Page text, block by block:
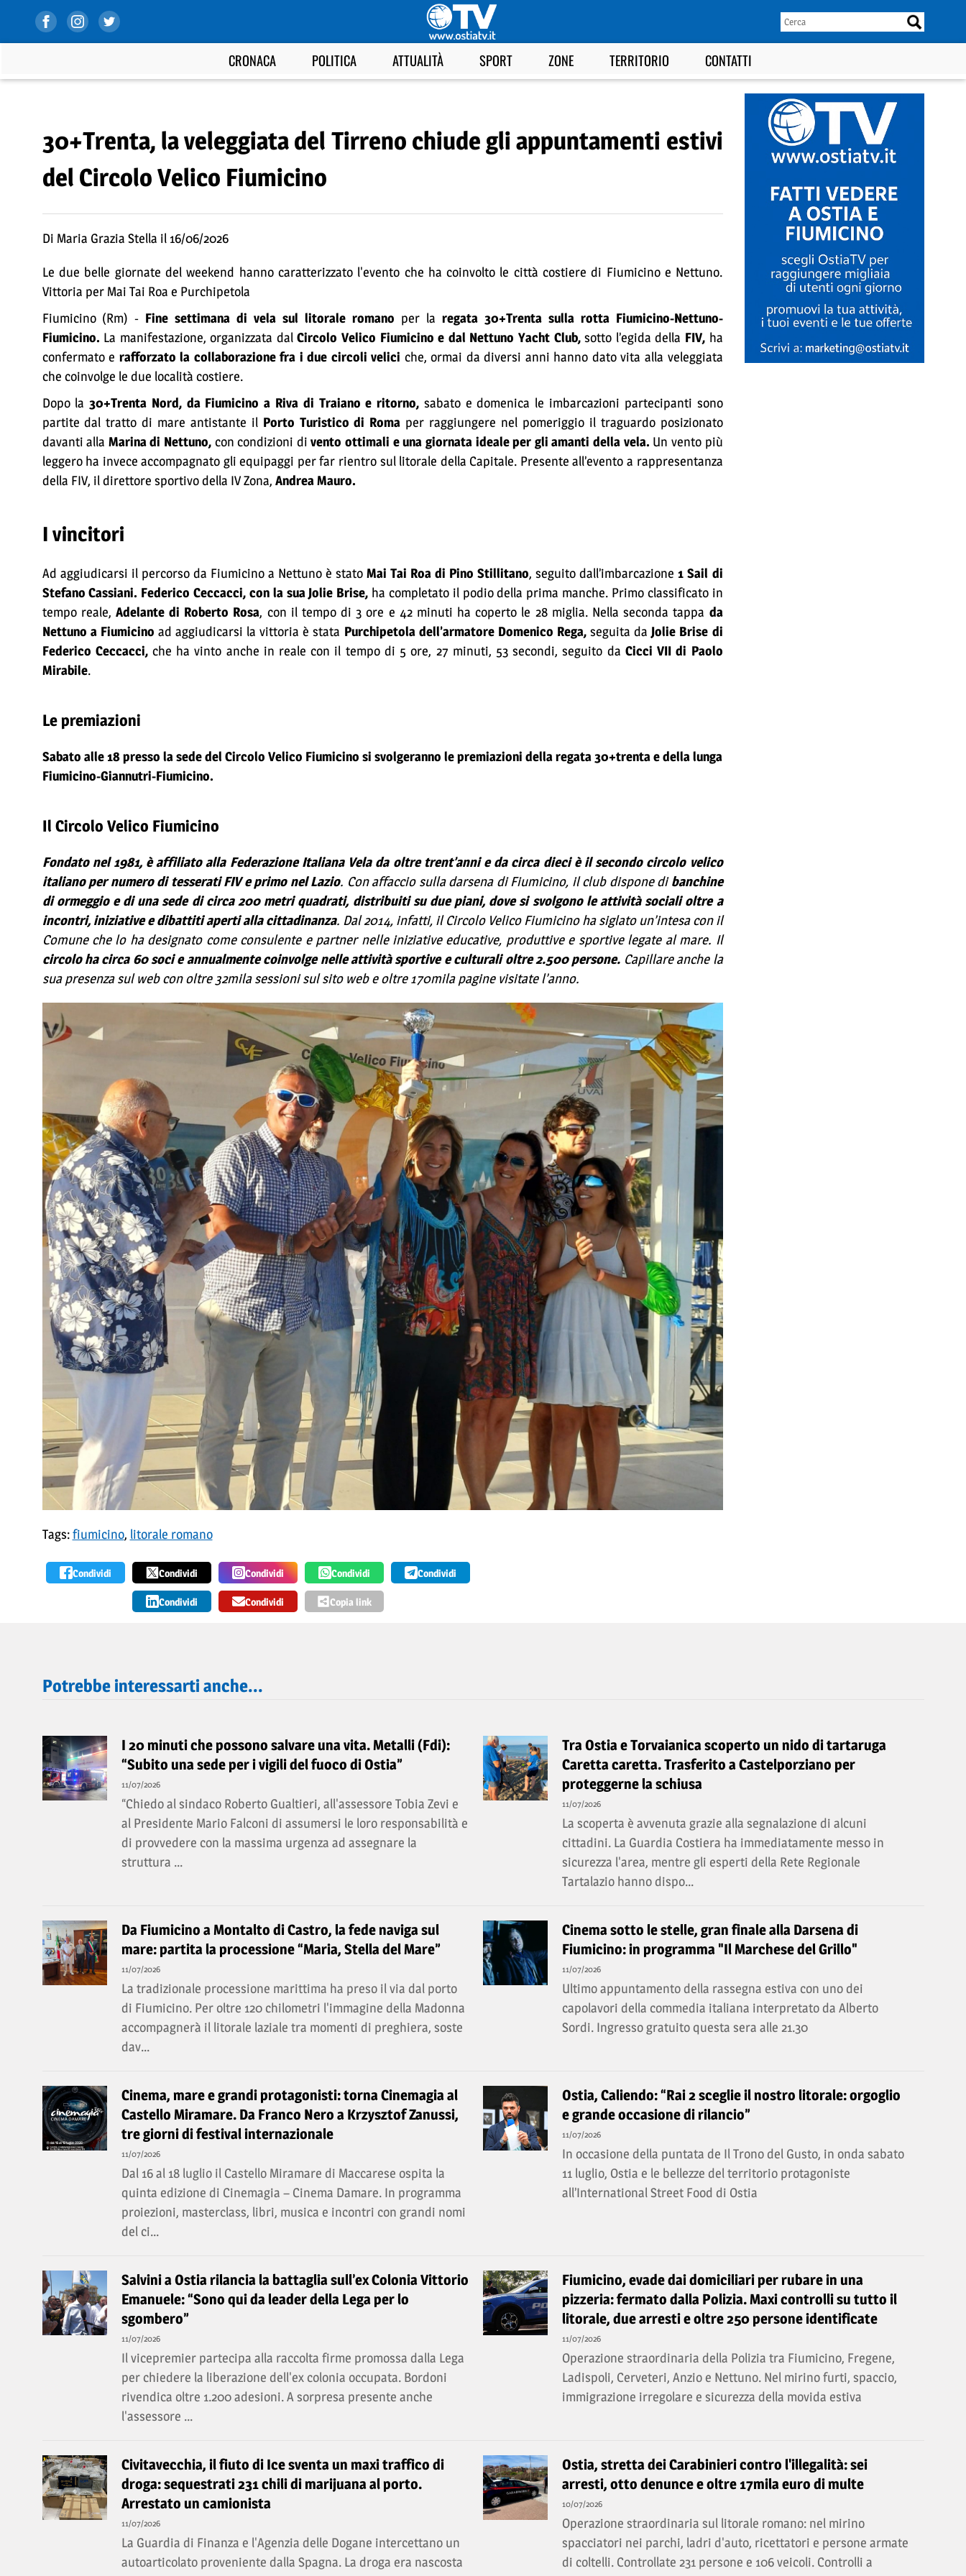
CRONACA POLITICA ATTUALITÀ SPORT ZONE TERRITORIO CONTATTI
30+Trenta, la veleggiata del Tirreno chiude gli appuntamenti estivi
del Circolo Velico Fiumicino
Di Maria Grazia Stella il 16/06/2026
Le due belle giornate del weekend hanno caratterizzato l'evento che ha coinvolto le città costiere di Fiumicino e Nettuno.
Vittoria per Mai Tai Roa e Purchipetola
Fiumicino (Rm) - Fine settimana di vela sul litorale romano per la regata 30+Trenta sulla rotta Fiumicino-Nettuno-
Fiumicino. La manifestazione, organizzata dalCircolo Velico Fiumicino e dal Nettuno Yacht Club,sotto l’egida della FIV,ha
confermato e rafforzato la collaborazione fra i due circoli velici che, ormai da diversi anni hanno dato vita alla veleggiata
che coinvolge le due località costiere.
Dopo la30+Trenta Nord, da Fiumicino a Riva di Traiano e ritorno, sabato e domenica le imbarcazioni partecipanti sono
partite dal tratto di mare antistante il Porto Turistico di Roma per raggiungere nel pomeriggio il traguardo posizionato
davanti alla Marina di Nettuno, con condizioni divento ottimali e una giornata ideale per gli amanti della vela. Un vento più
leggero ha invece accompagnato gli equipaggi per far rientro sul litorale della Capitale. Presente all’evento a rappresentanza
della FIV, il direttore sportivo della IV Zona, Andrea Mauro.
I vincitori
Ad aggiudicarsi il percorso da Fiumicino a Nettuno è stato Mai Tai Roa di Pino Stillitano, seguito dall’imbarcazione1 Sail di
Stefano Cassiani. Federico Ceccacci, con la sua Jolie Brise, ha completato il podio della prima manche. Primo classificato in
tempo reale, Adelante di Roberto Rosa, con il tempo di 3 ore e 42 minuti ha coperto le 28 miglia. Nella seconda tappa da
Nettuno a Fiumicino ad aggiudicarsi la vittoria è stata Purchipetola dell’armatore Domenico Rega,seguita daJolie Brise di
Federico Ceccacci, che ha vinto anche in reale con il tempo di 5 ore, 27 minuti, 53 secondi, seguito da Cicci VII di Paolo
Mirabile.
Le premiazioni
Sabato alle 18 presso la sede del Circolo Velico Fiumicino si svolgeranno le premiazioni della regata 30+trenta e della lunga
Fiumicino-Giannutri-Fiumicino.
Il Circolo Velico Fiumicino
Fondato nel 1981, è affiliato alla Federazione Italiana Vela da oltre trent’anni e da circa dieci è il secondo circolo velico
italiano per numero di tesserati FIV e primo nel Lazio. Con affaccio sulla darsena di Fiumicino, il club dispone dibanchine
di ormeggio e di una sede di circa 200 metri quadrati, distribuiti su due piani, dove si svolgono le attività sociali oltre a
incontri, iniziative e dibattiti aperti alla cittadinanza. Dal 2014, infatti, il Circolo Velico Fiumicino ha siglato un’intesa con il
Comune che lo ha designato come consulente e partner nelle iniziative educative, produttive e sportive legate al mare. Il
circolo ha circa 60 soci e annualmente coinvolge nelle attività sportive e culturali oltre 2.500 persone. Capillare anche la
sua presenza sul web con oltre 32mila sessioni sul sito web e oltre 170mila pagine visitate l’anno.
Tags:fiumicino, litorale romano
Condividi Condividi Condividi Condividi Condividi
Condividi Condividi Copia link
Potrebbe interessarti anche...
I 20 minuti che possono salvare una vita. Metalli (Fdi):
“Subito una sede per i vigili del fuoco di Ostia”
11/07/2026
“Chiedo al sindaco Roberto Gualtieri, all'assessore Tobia Zevi e
al Presidente Mario Falconi di assumersi le loro responsabilità e
di provvedere con la massima urgenza ad assegnare la
struttura ...
Tra Ostia e Torvaianica scoperto un nido di tartaruga
Caretta caretta. Trasferito a Castelporziano per
proteggerne la schiusa
11/07/2026
La scoperta è avvenuta grazie alla segnalazione di alcuni
cittadini. La Guardia Costiera ha immediatamente messo in
sicurezza l'area, mentre gli esperti della Rete Regionale
Tartalazio hanno dispo...
Da Fiumicino a Montalto di Castro, la fede naviga sul
mare: partita la processione “Maria, Stella del Mare”
11/07/2026
La tradizionale processione marittima ha preso il via dal porto
di Fiumicino. Per oltre 120 chilometri l'immagine della Madonna
accompagnerà il litorale laziale tra momenti di preghiera, soste
dav...
Cinema sotto le stelle, gran finale alla Darsena di
Fiumicino: in programma "Il Marchese del Grillo"
11/07/2026
Ultimo appuntamento della rassegna estiva con uno dei
capolavori della commedia italiana interpretato da Alberto
Sordi. Ingresso gratuito questa sera alle 21.30
Cinema, mare e grandi protagonisti: torna Cinemagia al
Castello Miramare. Da Franco Nero a Krzysztof Zanussi,
tre giorni di festival internazionale
11/07/2026
Dal 16 al 18 luglio il Castello Miramare di Maccarese ospita la
quinta edizione di Cinemagia – Cinema Damare. In programma
proiezioni, masterclass, libri, musica e incontri con grandi nomi
del ci...
Ostia, Caliendo: “Rai 2 sceglie il nostro litorale: orgoglio
e grande occasione di rilancio”
11/07/2026
In occasione della puntata de Il Trono del Gusto, in onda sabato
11 luglio, Ostia e le bellezze del territorio protagoniste
all’International Street Food di Ostia
Salvini a Ostia rilancia la battaglia sull’ex Colonia Vittorio
Emanuele: “Sono qui da leader della Lega per lo
sgombero”
11/07/2026
Il vicepremier partecipa alla raccolta firme promossa dalla Lega
per chiedere la liberazione dell'ex colonia occupata. Bordoni
rivendica oltre 1.200 adesioni. A sorpresa presente anche
l'assessore ...
Fiumicino, evade dai domiciliari per rubare in una
pizzeria: fermato dalla Polizia. Maxi controlli su tutto il
litorale, due arresti e oltre 250 persone identificate
11/07/2026
Operazione straordinaria della Polizia tra Fiumicino, Fregene,
Ladispoli, Cerveteri, Anzio e Nettuno. Nel mirino furti, spaccio,
immigrazione irregolare e sicurezza della movida estiva
Civitavecchia, il fiuto di Ice sventa un maxi traffico di
droga: sequestrati 231 chili di marijuana al porto.
Arrestato un camionista
11/07/2026
La Guardia di Finanza e l'Agenzia delle Dogane intercettano un
autoarticolato proveniente dalla Spagna. La droga era nascosta
Ostia, stretta dei Carabinieri contro l'illegalità: sei
arresti, otto denunce e oltre 17mila euro di multe
10/07/2026
Operazione straordinaria sul litorale romano: nel mirino
spacciatori nei parchi, ladri d'auto, ricettatori e persone armate
di coltelli. Controllate 231 persone e 106 veicoli. Controlli a